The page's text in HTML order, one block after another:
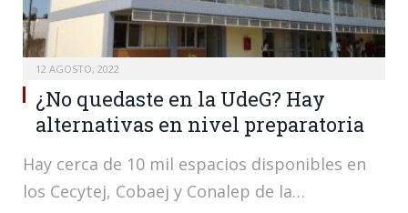
12 AGOSTO, 2022
¿No quedaste en la UdeG? Hay
alternativas en nivel preparatoria
Hay cerca de 10 mil espacios disponibles en
los Cecytej, Cobaej y Conalep de la…